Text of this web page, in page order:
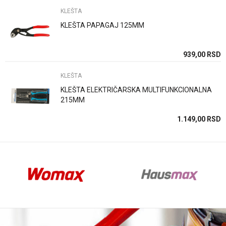
KLEŠTA
KLEŠTA PAPAGAJ 125MM
939,00 RSD
KLEŠTA
KLEŠTA ELEKTRIČARSKA MULTIFUNKCIONALNA
215MM
1.149,00 RSD